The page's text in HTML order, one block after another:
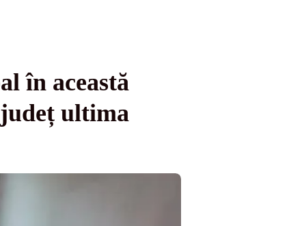
în această
ultima